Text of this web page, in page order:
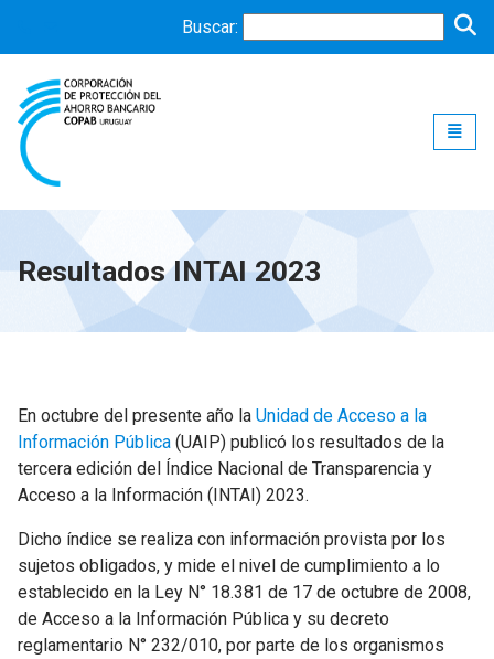
Buscar:
Resultados INTAI 2023
En octubre del presente año la Unidad de Acceso a la
Información Pública (UAIP) publicó los resultados de la
tercera edición del Índice Nacional de Transparencia y
Acceso a la Información (INTAI) 2023.
Dicho índice se realiza con información provista por los
sujetos obligados, y mide el nivel de cumplimiento a lo
establecido en la Ley N° 18.381 de 17 de octubre de 2008,
de Acceso a la Información Pública y su decreto
reglamentario N° 232/010, por parte de los organismos